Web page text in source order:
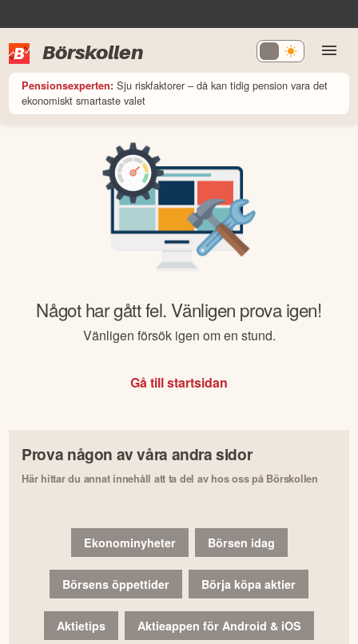
Börskollen
Pensionsexperten: Sju riskfaktorer – då kan tidig pension vara det
ekonomiskt smartaste valet
Något har gått fel. Vänligen prova igen!
Vänligen försök igen om en stund.
Gå till startsidan
Prova någon av våra andra sidor
Här hittar du annat innehåll att ta del av hos oss på Börskollen
Ekonominyheter Börsen idag
Börsens öppettider Börja köpa aktier
Aktietips Aktieappen för Android & iOS